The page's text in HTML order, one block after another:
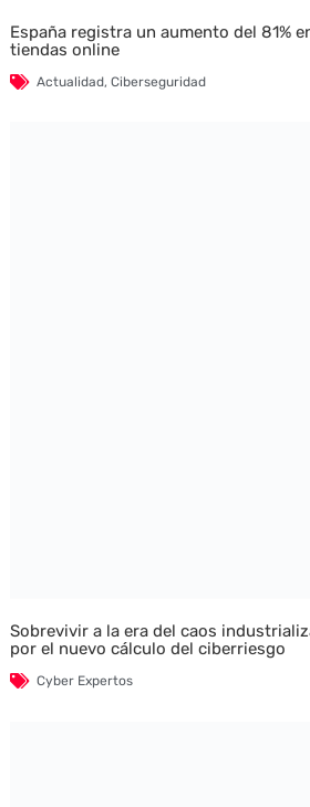
España registra un aumento del 81%
tiendas online
Actualidad, Ciberseguridad
Sobrevivir a la era del caos
por el nuevo cálculo del ciberriesgo
Cyber Expertos